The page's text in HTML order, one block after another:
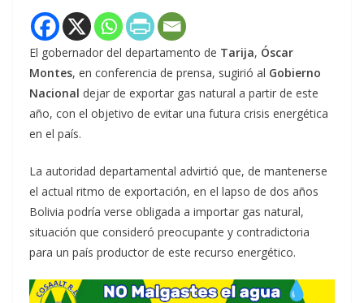
El gobernador del departamento de Tarija, Óscar
Montes, en conferencia de prensa, sugirió al Gobierno
Nacional dejar de exportar gas natural a partir de este
año, con el objetivo de evitar una futura crisis energética
en el país.
La autoridad departamental advirtió que, de mantenerse
el actual ritmo de exportación, en el lapso de dos años
Bolivia podría verse obligada a importar gas natural,
situación que consideró preocupante y contradictoria
para un país productor de este recurso energético.